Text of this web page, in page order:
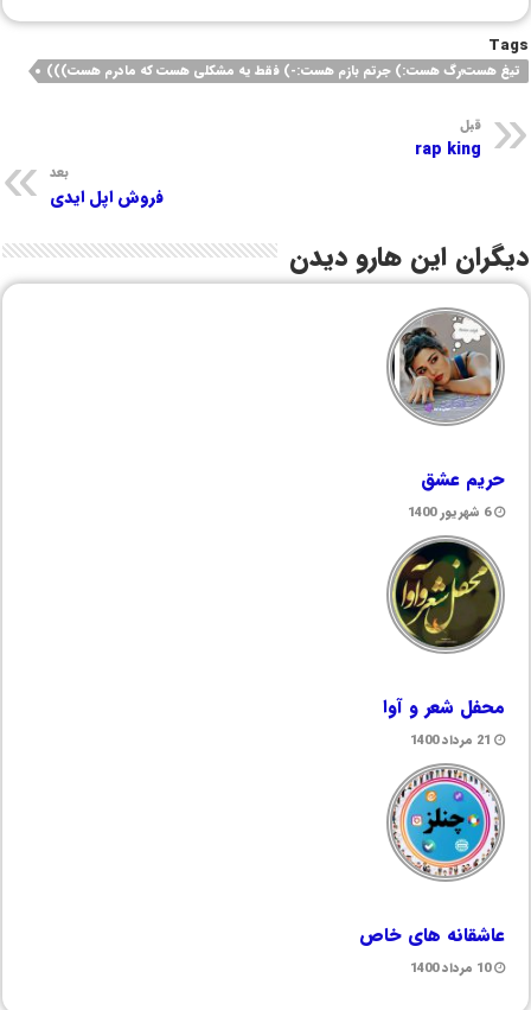
Tags
تیغ هست؛رگ هست:) جرتم بازم هست:-) فقط یه مشکلی هست که مادرم هست)))
قبل
rap king
بعد
فروش اپل ایدی
دیگران این هارو دیدن
حریم عشق
6 شهریور 1400
محفل شعر و آوا
21 مرداد 1400
عاشقانه های خاص
10 مرداد 1400